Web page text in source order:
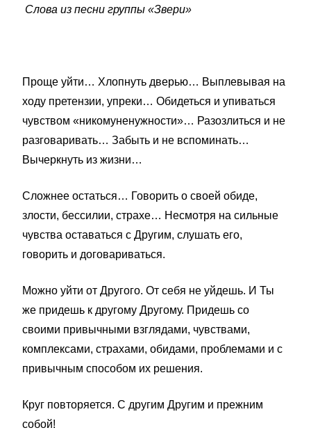
Слова из песни группы «Звери»
Проще уйти… Хлопнуть дверью… Выплевывая на
ходу претензии, упреки… Обидеться и упиваться
чувством «никомуненужности»… Разозлиться и не
разговаривать… Забыть и не вспоминать…
Вычеркнуть из жизни…
Сложнее остаться… Говорить о своей обиде,
злости, бессилии, страхе… Несмотря на сильные
чувства оставаться с Другим, слушать его,
говорить и договариваться.
Можно уйти от Другого. От себя не уйдешь. И Ты
же придешь к другому Другому. Придешь со
своими привычными взглядами, чувствами,
комплексами, страхами, обидами, проблемами и с
привычным способом их решения.
Круг повторяется. С другим Другим и прежним
собой!